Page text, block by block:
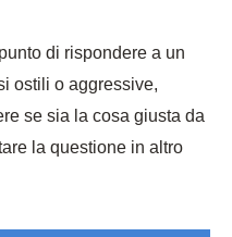
di rispondere a un
ostili o aggressive,
se sia la cosa giusta da
la questione in altro